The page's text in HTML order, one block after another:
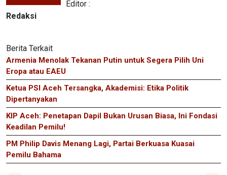
Editor :
Redaksi
Berita Terkait
Armenia Menolak Tekanan Putin untuk Segera Pilih Uni
Eropa atau EAEU
Ketua PSI Aceh Tersangka, Akademisi: Etika Politik
Dipertanyakan
KIP Aceh: Penetapan Dapil Bukan Urusan Biasa, Ini Fondasi
Keadilan Pemilu!
PM Philip Davis Menang Lagi, Partai Berkuasa Kuasai
Pemilu Bahama